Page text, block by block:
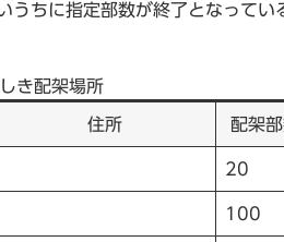
うちに指定部数が終了となって
き配架場所
住所 配架
20
100